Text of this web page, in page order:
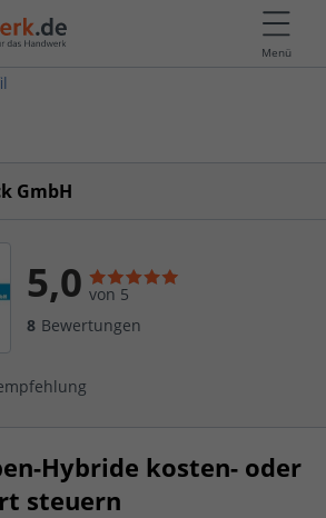
Menü
GmbH
5,0 von 5
8 Bewertungen
Hybride kosten- oder
steuern